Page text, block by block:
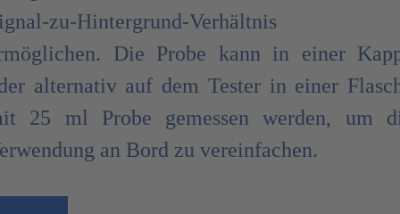
zu-Hintergrund-Verhältnis
Die Probe kann in einer
alternativ auf dem Tester in einer
25 ml Probe gemessen werden, um
an Bord zu vereinfachen.